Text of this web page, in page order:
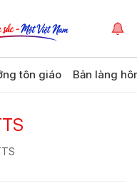
tôn giáo Bản làng